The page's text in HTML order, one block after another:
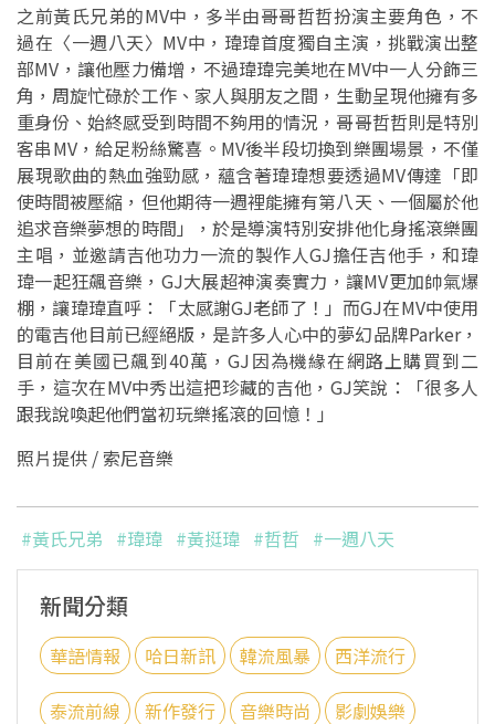
之前黃氏兄弟的MV中，多半由哥哥哲哲扮演主要角色，不
過在〈一週八天〉MV中，瑋瑋首度獨自主演，挑戰演出整
部MV，讓他壓力備增，不過瑋瑋完美地在MV中一人分飾三
角，周旋忙碌於工作、家人與朋友之間，生動呈現他擁有多
重身份、始終感受到時間不夠用的情況，哥哥哲哲則是特別
客串MV，給足粉絲驚喜。MV後半段切換到樂團場景，不僅
展現歌曲的熱血強勁感，蘊含著瑋瑋想要透過MV傳達「即
使時間被壓縮，但他期待一週裡能擁有第八天、一個屬於他
追求音樂夢想的時間」，於是導演特別安排他化身搖滾樂團
主唱，並邀請吉他功力一流的製作人GJ擔任吉他手，和瑋
瑋一起狂飆音樂，GJ大展超神演奏實力，讓MV更加帥氣爆
棚，讓瑋瑋直呼：「太感謝GJ老師了！」而GJ在MV中使用
的電吉他目前已經絕版，是許多人心中的夢幻品牌Parker，
目前在美國已飆到40萬，GJ因為機緣在網路上購買到二
手，這次在MV中秀出這把珍藏的吉他，GJ笑說：「很多人
跟我說喚起他們當初玩樂搖滾的回憶！」
照片提供 / 索尼音樂
#黃氏兄弟 #瑋瑋 #黃挺瑋 #哲哲 #一週八天
新聞分類
華語情報 哈日新訊 韓流風暴 西洋流行
泰流前線 新作發行 音樂時尚 影劇娛樂